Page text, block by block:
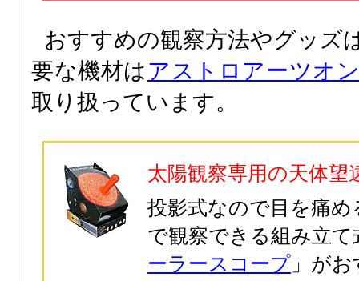
おすすめの観察方法やグッズ
要な機材はアストロアーツオ
取り扱っています。
太陽観察専用の天体望
投影式なので目を痛
で観察できる組み立て
ーラースコープ 」が